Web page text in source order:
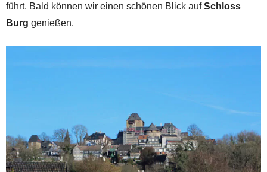
führt. Bald können wir einen schönen Blick aufSchloss
Burg genießen.